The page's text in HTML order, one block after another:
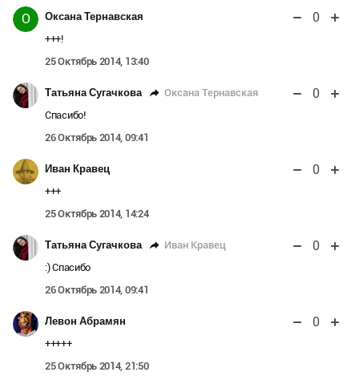
О Оксана Тернавская 0
+++!
25 Октябрь 2014, 13:40
Татьяна Сугачкова Оксана Тернавская 0
Спасибо!
26 Октябрь 2014, 09:41
Иван Кравец 0
+++
25 Октябрь 2014, 14:24
Татьяна Сугачкова Иван Кравец 0
:) Спасибо
26 Октябрь 2014, 09:41
Левон Абрамян 0
+++++
25 Октябрь 2014, 21:50